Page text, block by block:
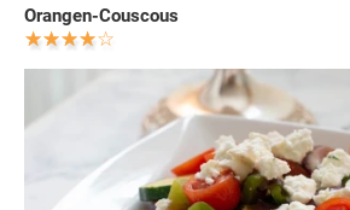
Orangen-Couscous